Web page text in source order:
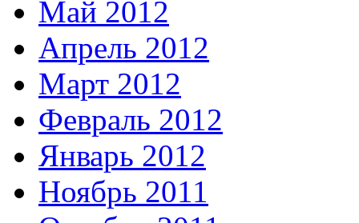
Май 2012
Апрель 2012
Март 2012
Февраль 2012
Январь 2012
Ноябрь 2011